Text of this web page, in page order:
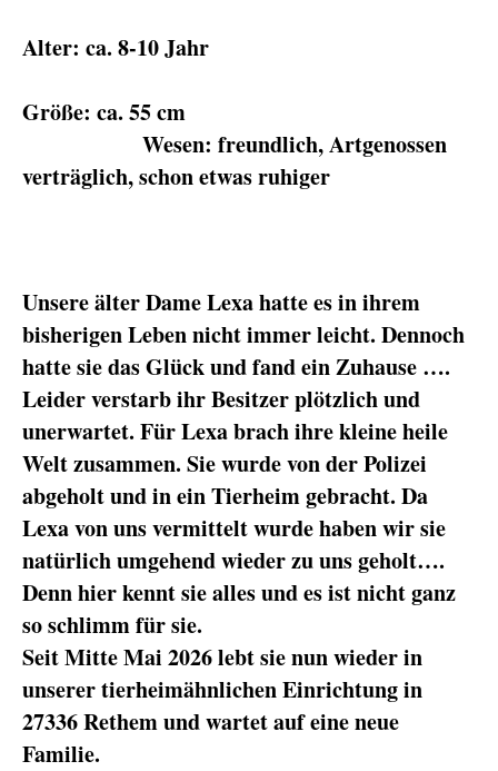
Alter: ca. 8-10 Jahr
Größe: ca. 55 cm
Wesen: freundlich, Artgenossen
verträglich, schon etwas ruhiger
Unsere älter Dame Lexa hatte es in ihrem
bisherigen Leben nicht immer leicht. Dennoch
hatte sie das Glück und fand ein Zuhause ….
Leider verstarb ihr Besitzer plötzlich und
unerwartet. Für Lexa brach ihre kleine heile
Welt zusammen. Sie wurde von der Polizei
abgeholt und in ein Tierheim gebracht. Da
Lexa von uns vermittelt wurde haben wir sie
natürlich umgehend wieder zu uns geholt….
Denn hier kennt sie alles und es ist nicht ganz
so schlimm für sie.
Seit Mitte Mai 2026 lebt sie nun wieder in
unserer tierheimähnlichen Einrichtung in
27336 Rethem und wartet auf eine neue
Familie.